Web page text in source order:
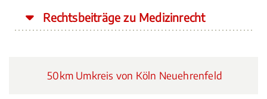
Rechtsbeiträge zu Medizinrecht
50km Umkreis von Köln Neuehrenfeld